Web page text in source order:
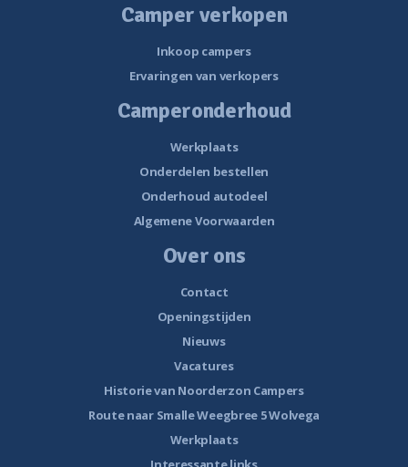
Camper verkopen
Inkoop campers
Ervaringen van verkopers
Camperonderhoud
Werkplaats
Onderdelen bestellen
Onderhoud autodeel
Algemene Voorwaarden
Over ons
Contact
Openingstijden
Nieuws
Vacatures
Historie van Noorderzon Campers
Route naar Smalle Weegbree 5 Wolvega
Werkplaats